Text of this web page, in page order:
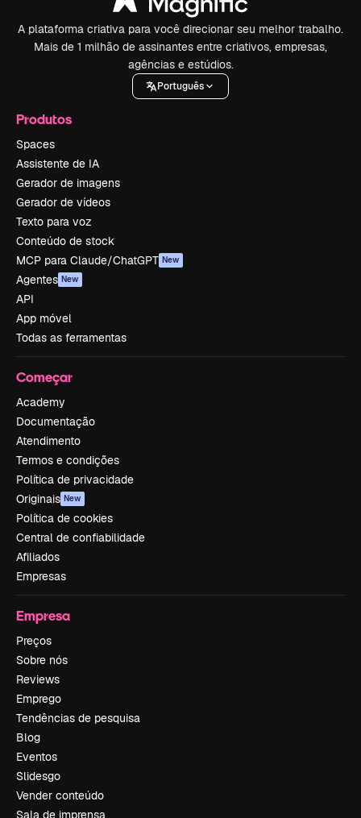
A plataforma criativa para você direcionar seu melhor trabalho.
Mais de 1 milhão de assinantes entre criativos, empresas,
agências e estúdios.
Português
Produtos
Spaces
Assistente de IA
Gerador de imagens
Gerador de vídeos
Texto para voz
Conteúdo de stock
MCP para Claude/ChatGPT New
Agentes New
API
App móvel
Todas as ferramentas
Começar
Academy
Documentação
Atendimento
Termos e condições
Política de privacidade
Originais New
Política de cookies
Central de confiabilidade
Afiliados
Empresas
Empresa
Preços
Sobre nós
Reviews
Emprego
Tendências de pesquisa
Blog
Eventos
Slidesgo
Vender conteúdo
Sala de imprensa